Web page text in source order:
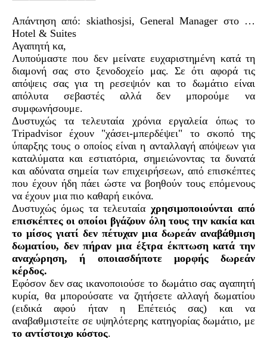
Απάντηση από: skiathosjsi,General Manager στο …
Hotel & Suites
Αγαπητή κα,
Λυπούμαστε που δεν μείνατε ευχαριστημένη κατά τη
διαμονή σας στο ξενοδοχείο μας. Σε ότι αφορά τις
απόψεις σας για τη ρεσεψιόν και το δωμάτιο είναι
απόλυτα σεβαστές αλλά δεν μπορούμε να
συμφωνήσουμε.
Δυστυχώς τα τελευταία χρόνια εργαλεία όπως το
Tripadvisor έχουν "χάσει-μπερδέψει" το σκοπό της
ύπαρξης τους ο οποίος είναι η ανταλλαγή απόψεων για
καταλύματα και εστιατόρια, σημειώνοντας τα δυνατά
και αδύνατα σημεία των επιχειρήσεων, από επισκέπτες
που έχουν ήδη πάει ώστε να βοηθούν τους επόμενους
να έχουν μια πιο καθαρή εικόνα.
Δυστυχώς όμως τα τελευταία χρησιμοποιούνται από
επισκέπτες οι οποίοι βγάζουν όλη τους την κακία και
το μίσος γιατί δεν πέτυχαν μια δωρεάν αναβάθμιση
δωματίου, δεν πήραν μια έξτρα έκπτωση κατά την
αναχώρηση, ή οποιασδήποτε μορφής δωρεάν
κέρδος.
Εφόσον δεν σας ικανοποιούσε το δωμάτιο σας αγαπητή
κυρία, θα μπορούσατε να ζητήσετε αλλαγή δωματίου
(ειδικά αφού ήταν η Επέτειός σας) και να
αναβαθμιστείτε σε υψηλότερης κατηγορίας δωμάτιο, με
το αντίστοιχο κόστος.